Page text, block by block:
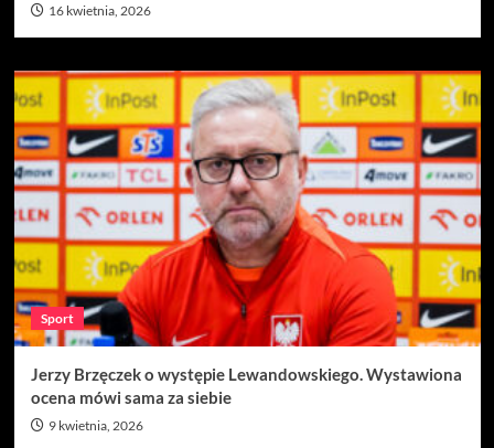
16 kwietnia, 2026
Sport
Jerzy Brzęczek o występie Lewandowskiego. Wystawiona
ocena mówi sama za siebie
9 kwietnia, 2026